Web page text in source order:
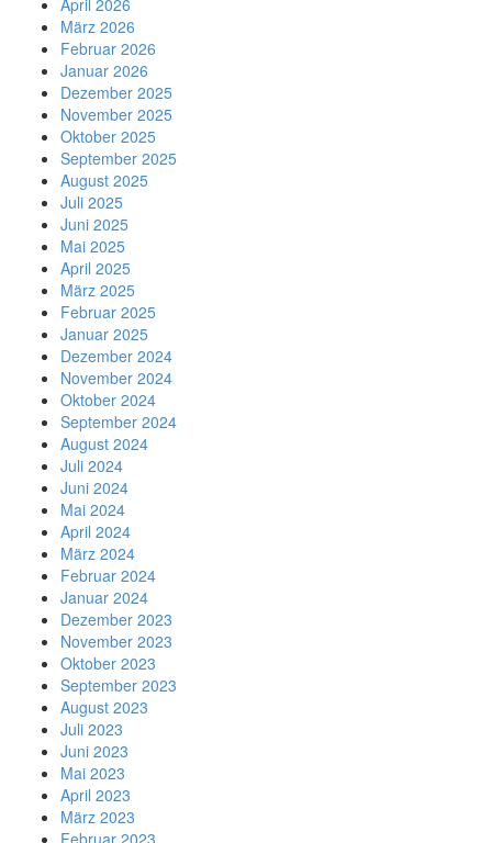
April 2026
März 2026
Februar 2026
Januar 2026
Dezember 2025
November 2025
Oktober 2025
September 2025
August 2025
Juli 2025
Juni 2025
Mai 2025
April 2025
März 2025
Februar 2025
Januar 2025
Dezember 2024
November 2024
Oktober 2024
September 2024
August 2024
Juli 2024
Juni 2024
Mai 2024
April 2024
März 2024
Februar 2024
Januar 2024
Dezember 2023
November 2023
Oktober 2023
September 2023
August 2023
Juli 2023
Juni 2023
Mai 2023
April 2023
März 2023
Februar 2023